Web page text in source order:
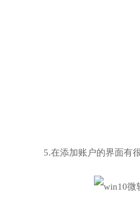
5.在添加账户的界面有